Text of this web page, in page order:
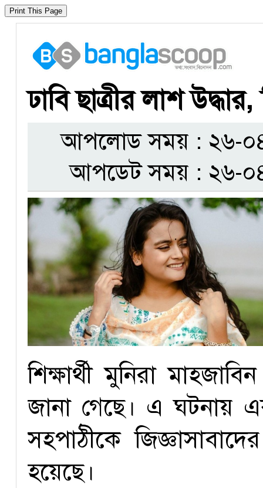
​ঢাবি ছাত্রীর লাশ
আপলোড সময় : ২৬-
আপডেট সময় : ২৬-
শিক্ষার্থী মুনিরা
জানা গেছে। এ ঘটনায়
সহপাঠীকে
হয়েছে।